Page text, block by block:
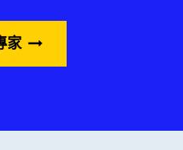
家